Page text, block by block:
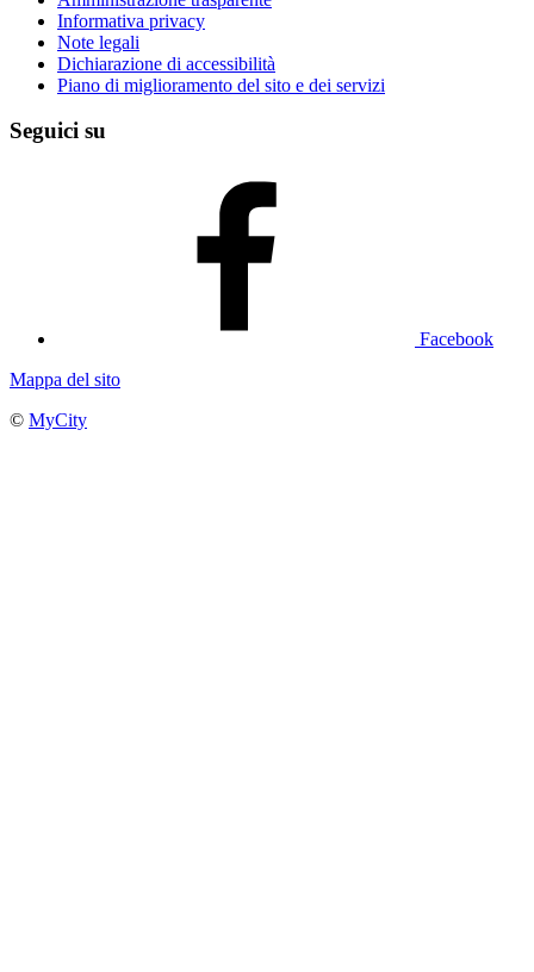
Informativa privacy
Note legali
Dichiarazione di accessibilità
Piano di miglioramento del sito e dei servizi
Seguici su
Facebook
Mappa del sito
© MyCity